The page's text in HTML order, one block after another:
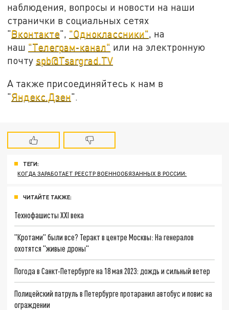
наблюдения, вопросы и новости на наши
странички в социальных сетях
"Вконтакте", "Одноклассники" , на
наш "Телеграм-канал" или на электронную
почту spb@Tsargrad.TV
А также присоединяйтесь к нам в
"Яндекс.Дзен".
ТЕГИ:
КОГДА ЗАРАБОТАЕТ РЕЕСТР ВОЕННООБЯЗАННЫХ В РОССИИ:
ЧИТАЙТЕ ТАКЖЕ:
Технофашисты XXI века
"Кротами" были все? Теракт в центре Москвы: На генералов
охотятся "живые дроны"
Погода в Санкт-Петербурге на 18 мая 2023: дождь и сильный ветер
Полицейский патруль в Петербурге протаранил автобус и повис на
ограждении